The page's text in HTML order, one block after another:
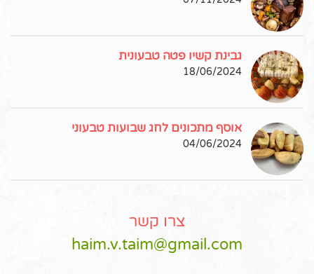
גבינת קשיו פטה טבעונית
18/06/2024
אוסף מתכונים לחג שבועות טבעוני
04/06/2024
צרו קשר
haim.v.taim@gmail.com